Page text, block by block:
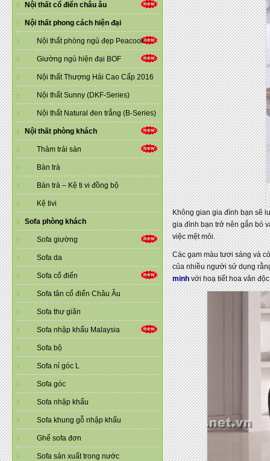
Nội thất cổ điển châu âu
Nội thất phong cách hiện đại
Nội thất phòng ngủ đẹp Peacook
Giường ngủ hiện đại BOF
Nội thất Thượng Hải Cao Cấp 2016
Nội thất Sunny (DKF-Series)
Nội thất Natural đen trắng (B-Series)
Nội thất phòng khách
Thảm trải sàn
Bàn trà
Bàn trà – Kệ ti vi đồng bộ
Kệ tivi
Sofa phòng khách
Sofa giường
Sofa da
Sofa cổ điển
Sofa tân cổ điển Châu Âu
Sofa thư giãn
Sofa nhập khẩu Malaysia
Sofa bộ
Sofa nỉ góc L
Sofa góc
Sofa nhập khẩu
Sofa khung gỗ nhập khẩu
Ghế sofa đơn
Sofa sản xuất trong nước
Không gian gia đình bạn sẽ
gia đình bạn trở nên gắn bó
việc mệt mỏi.
Các gam màu tươi sáng và
của nhiều người sử dụng
minhvới hoạ tiết hoa văn